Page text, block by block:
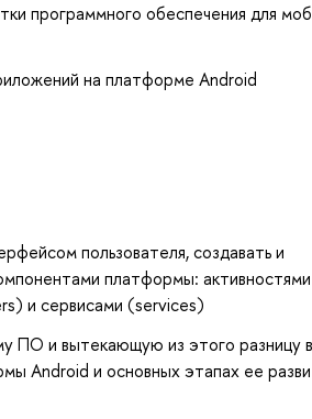
программного обеспечения для
на платформе Android
пользователя, создавать и
платформы: активностями
и сервисами (services)
ПО и вытекающую из этого разницу в
Android и основных этапах ее